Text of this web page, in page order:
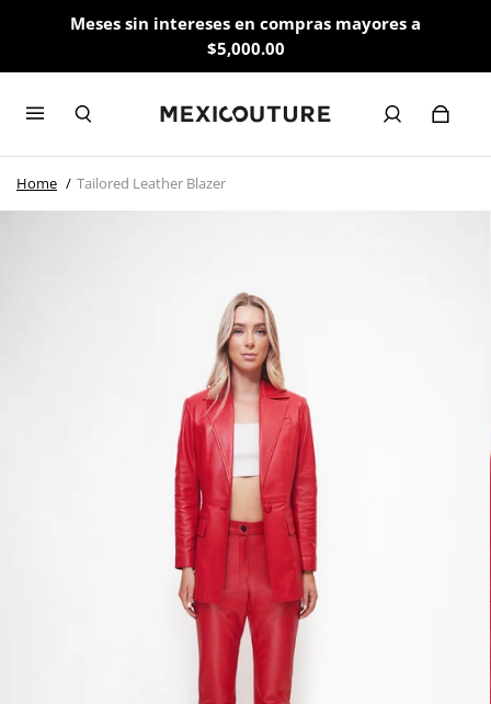
Meses sin intereses en compras mayores a
$5,000.00
Home Tailored Leather Blazer